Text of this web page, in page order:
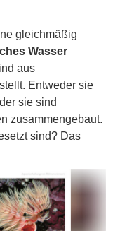
gleichmäßig
Wasser
aus
Entweder sie
sie sind
zusammengebaut.
sind? Das